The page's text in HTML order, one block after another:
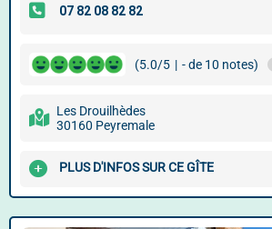
(5.0/5 | - de 10 notes)
Les Drouilhèdes
30160 Peyremale
PLUS D'INFOS SUR CE GÎTE